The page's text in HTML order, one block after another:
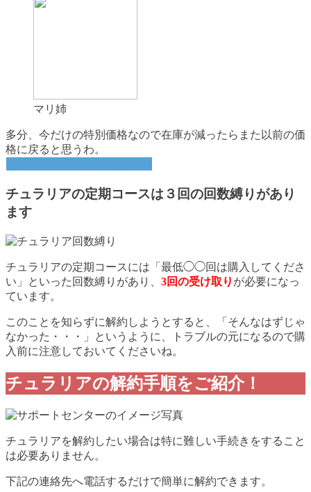
マリ姉
多分、今だけの特別価格なので在庫が減ったらまた以前の価
格に戻ると思うわ。
チュラリアの定期コースは３回の回数縛りがあり
ます
チュラリアの定期コースには「最低◯◯回は購入してくださ
い」といった回数縛りがあり、 3回の受け取り が必要になっ
ています。
このことを知らずに解約しようとすると、「そんなはずじゃ
なかった・・・」というように、トラブルの元になるので購
入前に注意しておいてくださいね。
チュラリアの解約手順をご紹介！
チュラリアを解約したい場合は特に難しい手続きをすること
は必要ありません。
下記の連絡先へ電話するだけで簡単に解約できます。